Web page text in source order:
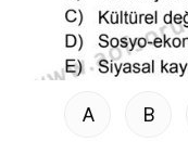
A B